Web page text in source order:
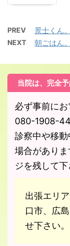
PREV 景士くん。
NEXT 朝ごはん。
当院は、完全予
必ず事前に
080-1908-
診察中や移
場合があり
ジを残して
出張エリ
口市、広
せ下さい。